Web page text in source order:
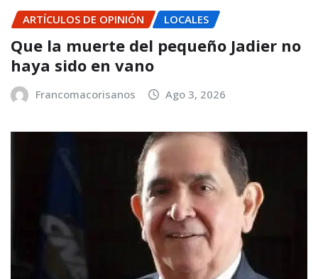
ARTÍCULOS DE OPINIÓN LOCALES
Que la muerte del pequeño Jadier no
haya sido en vano
Francomacorisanos Ago 3, 2026